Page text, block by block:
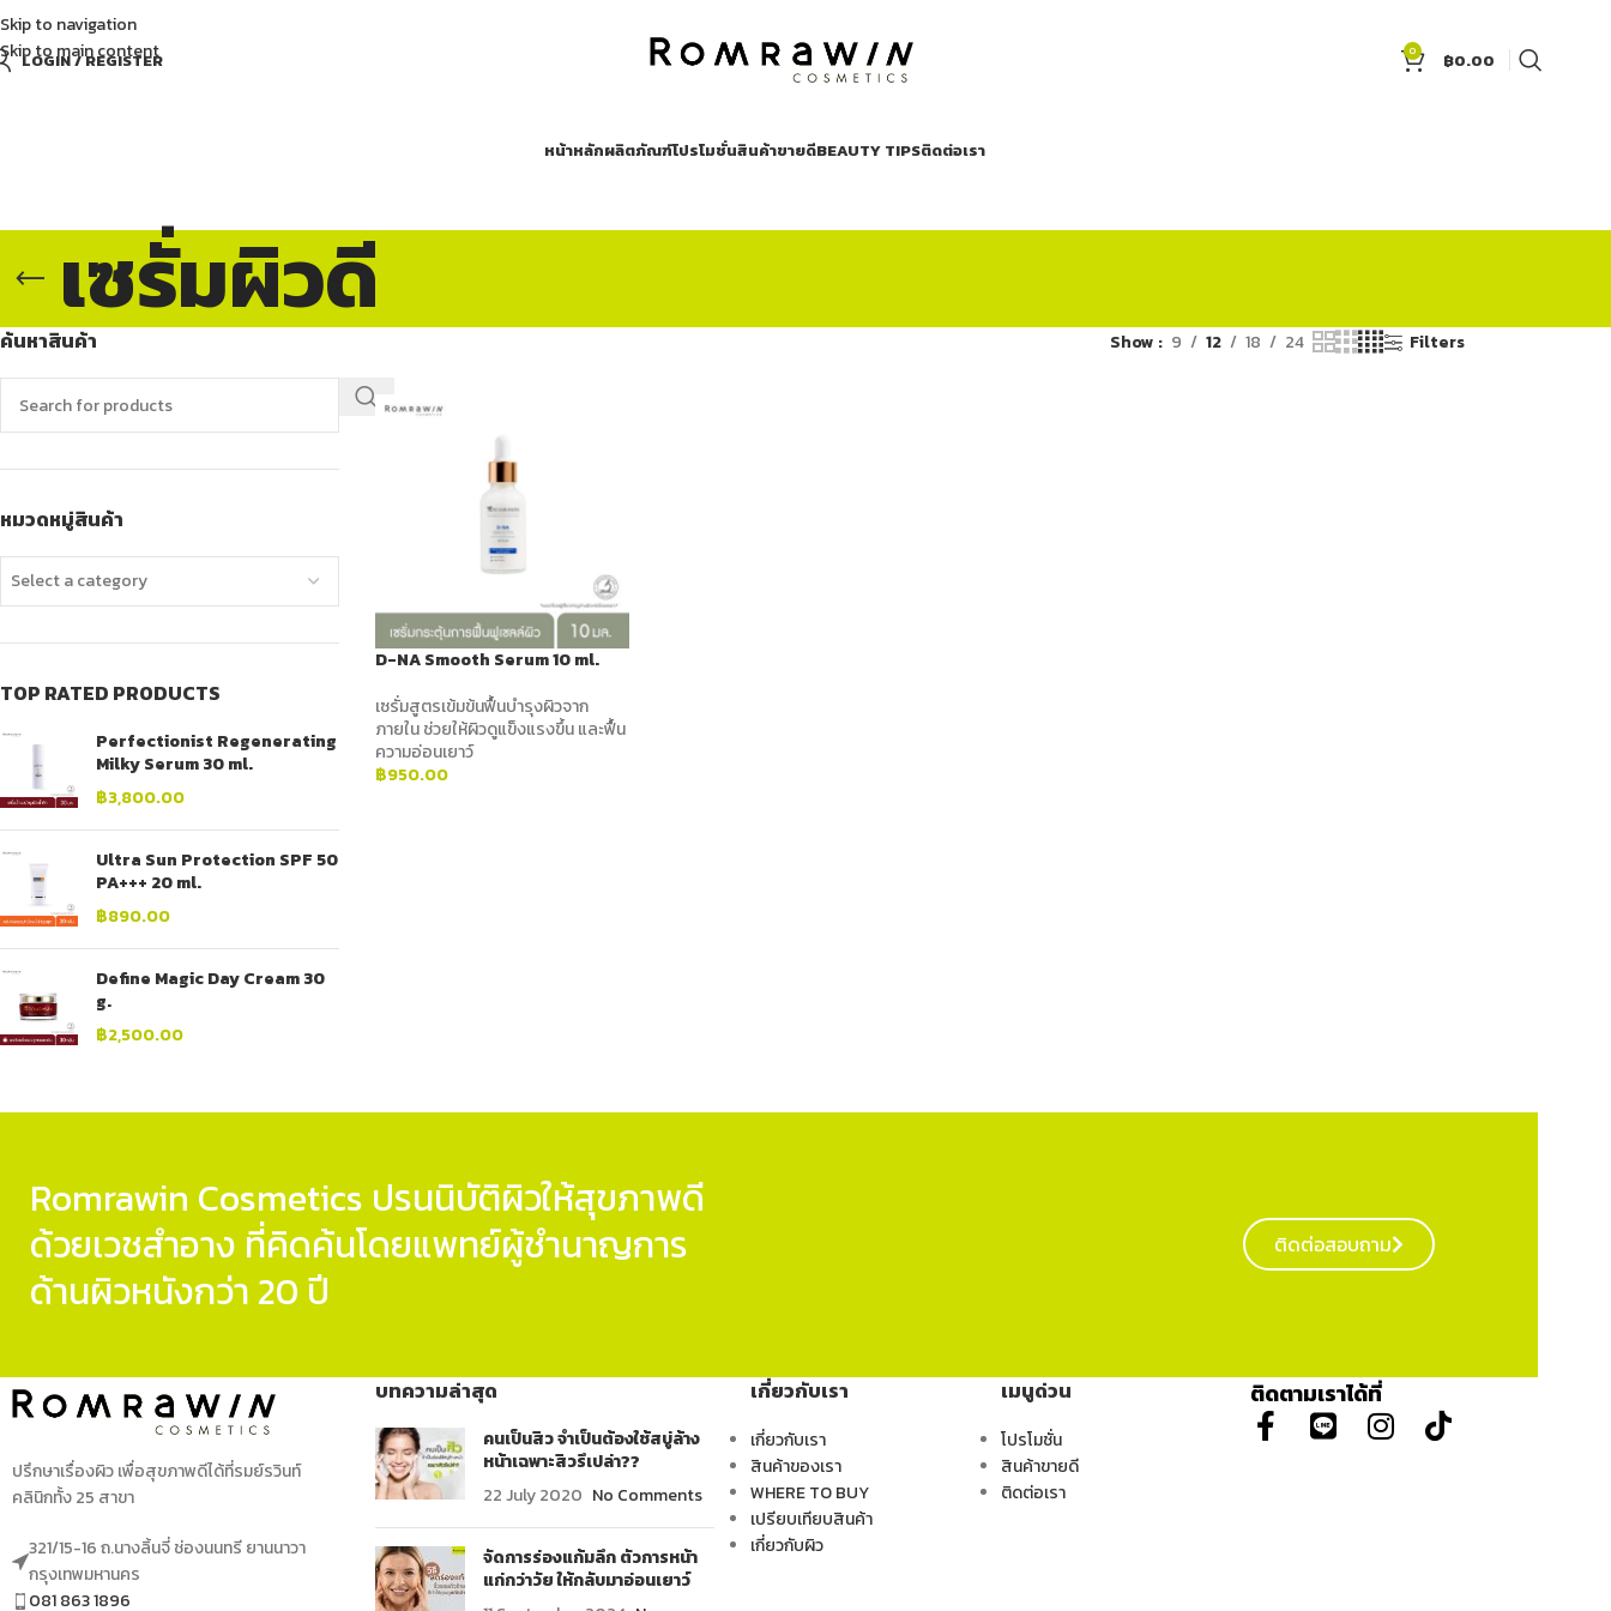
Skip to navigation
Skip to main content
LOGIN / REGISTER 0 ฿0.00
หน้าหลักผลิตภัณฑ์โปรโมชั่นสินค้าขายดีBEAUTY TIPSติดต่อเรา
เซรั่มผิวดี
ค้นหาสินค้า
หมวดหมู่สินค้า
Select a category
TOP RATED PRODUCTS
Perfectionist Regenerating
Milky Serum 30 ml.
฿3,800.00
Ultra Sun Protection SPF 50
PA+++ 20 ml.
฿890.00
Define Magic Day Cream 30
g.
฿2,500.00
Show 9 12 18 24 Filters
D-NA Smooth Serum 10 ml.
เซรั่มสูตรเข้มข้นฟื้นบำรุงผิวจาก
ภายใน ช่วยให้ผิวดูแข็งแรงขึ้น และฟื้น
ความอ่อนเยาว์
฿950.00
Romrawin Cosmetics ปรนนิบัติผิวให้สุขภาพดี
ด้วยเวชสำอาง ที่คิดค้นโดยแพทย์ผู้ชำนาญการ
ด้านผิวหนังกว่า 20 ปี
ติดต่อสอบถาม
ปรึกษาเรื่องผิว เพื่อสุขภาพดีได้ที่รมย์รวินท์
คลินิกทั้ง 25 สาขา
321/15-16 ถ.นางลิ้นจี่ ช่องนนทรี ยานนาวา
กรุงเทพมหานคร
081 863 1896
บทความล่าสุด
คนเป็นสิว จำเป็นต้องใช้สบู่ล้าง
หน้าเฉพาะสิวรึเปล่า??
22 July 2020 No Comments
จัดการร่องแก้มลึก ตัวการหน้า
แก่กว่าวัย ให้กลับมาอ่อนเยาว์
เกี่ยวกับเรา
เกี่ยวกับเรา
สินค้าของเรา
WHERE TO BUY
เปรียบเทียบสินค้า
เกี่ยวกับผิว
เมนูด่วน
โปรโมชั่น
สินค้าขายดี
ติดต่อเรา
ติดตามเราได้ที่